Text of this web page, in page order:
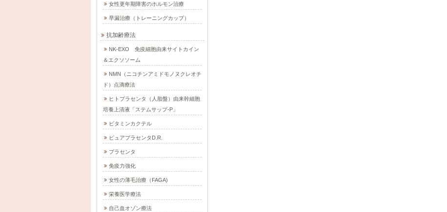
女性更年期障害のホルモン治療
早漏治療（トレーニングカップ）
抗加齢療法
NK-EXO 免疫細胞由来サイトカイン
＆エクソソーム
NMN（ニコチンアミドモノヌクレオチ
ド）点滴療法
ヒトプラセンタ（人胎盤）由来幹細胞
培養上清液「ステムサップ-P」
ビタミンカクテル
ピュアプラセンタD.R.
プラセンタ
免疫力強化
女性の薄毛治療（FAGA)
栄養医学療法
自己血オゾン療法